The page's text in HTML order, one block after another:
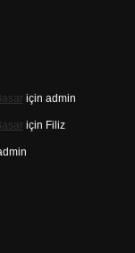
için admin
için Filiz